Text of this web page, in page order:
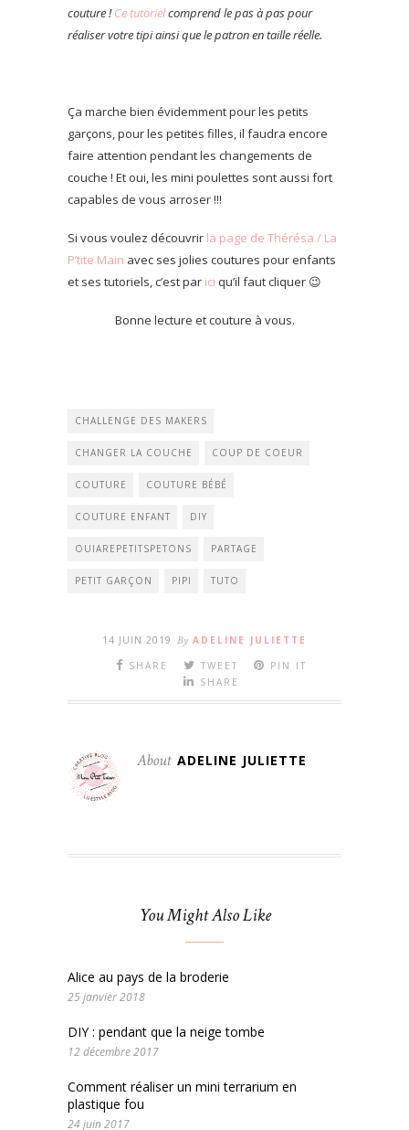
couture !Ce tutorielcomprend le pas à pas pour
réaliser votre tipi ainsi que le patron en taille réelle.
Ça marche bien évidemment pour les petits
garçons, pour les petites filles, il faudra encore
faire attention pendant les changements de
couche ! Et oui, les mini poulettes sont aussi fort
capables de vous arroser !!!
Si vous voulez découvrir la page de Thérésa / La
P’tite Main avec ses jolies coutures pour enfants
et ses tutoriels, c’est par ici qu’il faut cliquer 😉
Bonne lecture et couture à vous.
CHALLENGE DES MAKERS
CHANGER LA COUCHE COUP DE COEUR
COUTURE COUTURE BÉBÉ
COUTURE ENFANT DIY
OUIAREPETITSPETONS PARTAGE
PETIT GARÇON PIPI TUTO
14 JUIN 2019 By ADELINE JULIETTE
SHARE
TWEET
PIN IT
SHARE
About ADELINE JULIETTE
You Might Also Like
Alice au pays de la broderie
25 janvier 2018
DIY : pendant que la neige tombe
12 décembre 2017
Comment réaliser un mini terrarium en
plastique fou
24 juin 2017